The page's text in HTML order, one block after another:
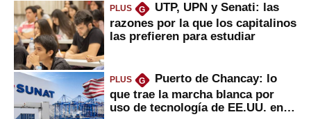
PLUS G
UTP, UPN y Senati: las
razones por la que los capitalinos
las prefieren para estudiar
PLUS G
Puerto de Chancay: lo
que trae la marcha blanca por
uso de tecnología de EE.UU. en